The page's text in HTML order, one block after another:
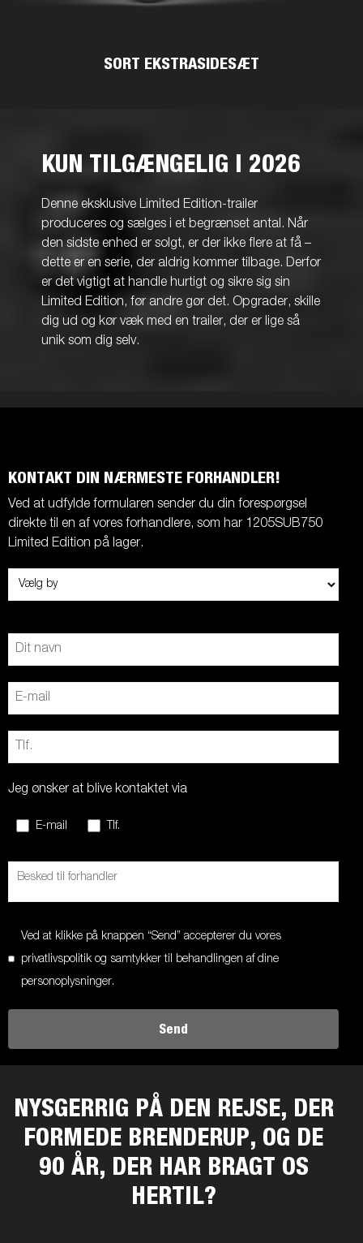
SORT EKSTRASIDESÆT
KUN TILGÆNGELIG I 2026
Denne eksklusive Limited Edition-trailer
produceres og sælges i et begrænset antal. Når
den sidste enhed er solgt, er der ikke flere at få –
dette er en serie, der aldrig kommer tilbage. Derfor
er det vigtigt at handle hurtigt og sikre sig sin
Limited Edition, før andre gør det. Opgrader, skille
dig ud og kør væk med en trailer, der er lige så
unik som dig selv.
KONTAKT DIN NÆRMESTE FORHANDLER!
Ved at udfylde formularen sender du din forespørgsel
direkte til en af vores forhandlere, som har 1205SUB750
Limited Edition på lager.
Jeg ønsker at blive kontaktet via
E-mail Tlf.
Ved at klikke på knappen “Send” accepterer du vores
privatlivspolitik og samtykker til behandlingen af dine
personoplysninger.
Send
NYSGERRIG PÅ DEN REJSE, DER
FORMEDE BRENDERUP, OG DE
90 ÅR, DER HAR BRAGT OS
HERTIL?